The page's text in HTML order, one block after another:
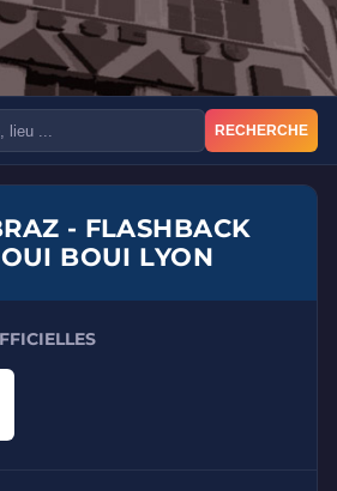
RECHERCHE
- FLASHBACK
BOUI LYON